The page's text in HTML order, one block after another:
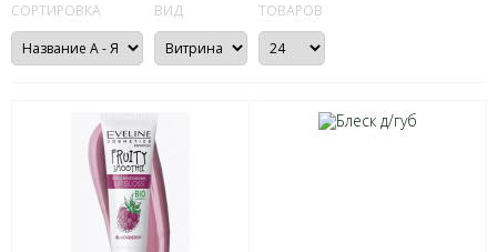
СОРТИРОВКА ВИД ТОВАРОВ